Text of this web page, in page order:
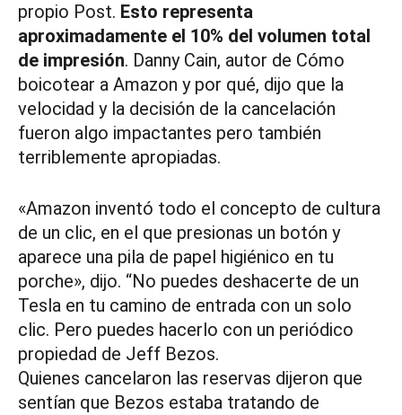
propio Post. Esto representa
aproximadamente el 10% del volumen total
de impresión. Danny Cain, autor de Cómo
boicotear a Amazon y por qué, dijo que la
velocidad y la decisión de la cancelación
fueron algo impactantes pero también
terriblemente apropiadas.
«Amazon inventó todo el concepto de cultura
de un clic, en el que presionas un botón y
aparece una pila de papel higiénico en tu
porche», dijo. “No puedes deshacerte de un
Tesla en tu camino de entrada con un solo
clic. Pero puedes hacerlo con un periódico
propiedad de Jeff Bezos.
Quienes cancelaron las reservas dijeron que
sentían que Bezos estaba tratando de